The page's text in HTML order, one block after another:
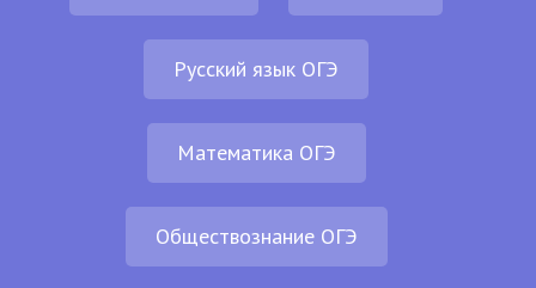
Русский язык ОГЭ
Математика ОГЭ
Обществознание ОГЭ